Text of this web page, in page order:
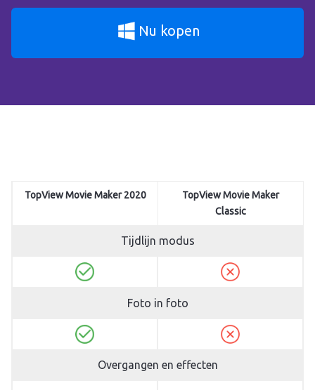
Nu kopen
TopView Movie Maker 2020
TopView Movie Maker
Classic
Tijdlijn modus
Foto in foto
Overgangen en effecten